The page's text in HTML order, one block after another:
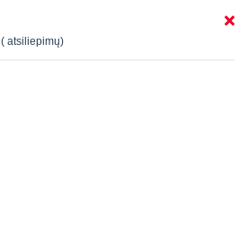
( atsiliepimų)